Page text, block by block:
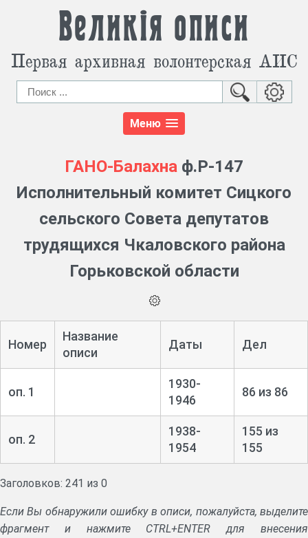
Великія описи
Первая архивная волонтерская АИС
Меню
ГАНО-Балахна ф.Р-147
Исполнительный комитет Сицкого
сельского Совета депутатов
трудящихся Чкаловского района
Горьковской области
Номер
Название
описи
Даты Дел
оп. 1
1930-
1946
86 из 86
оп. 2
1938-
1954
155 из
155
Заголовков: 241 из 0
Если Вы обнаружили ошибку в описи, пожалуйста, выделите
фрагмент и нажмите CTRL+ENTER для внесения